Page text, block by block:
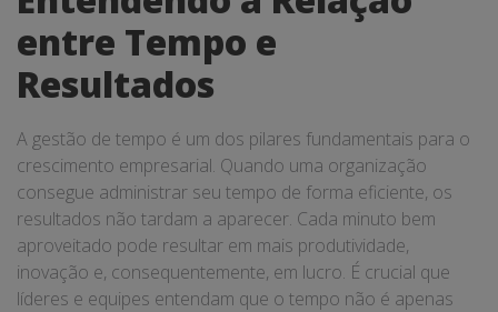
entre Tempo e
Resultados
A gestão de tempo é um dos pilares fundamentais para o
crescimento empresarial. Quando uma organização
consegue administrar seu tempo de forma eficiente, os
resultados não tardam a aparecer. Cada minuto bem
aproveitado pode resultar em mais produtividade,
inovação e, consequentemente, em lucro. É crucial que
líderes e equipes entendam que o tempo não é apenas